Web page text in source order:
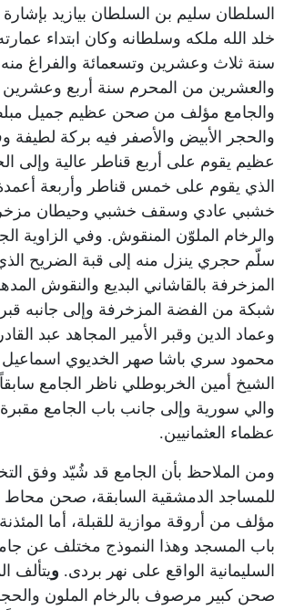
السلطان سليم بن السلطان بيازيد
خلد الله ملكه وسلطانه وكان ابتداء
سنة ثلاث وعشرين وتسعمائة والفراغ منه
والعشرين من المحرم سنة أربع وعشرين
والجامع مؤلف من صحن عظيم جميل مبلط
والحجر الأبيض والأصفر فيه بركة لطيفة
عظيم يقوم على أربع قناطر عالية وإلى
الذي يقوم على خمس قناطر وأربعة
خشبي عادي وسقف خشبي وحيطان
والرخام الملوّن المنقوش. وفي الزاوية
سلّم حجري ينزل منه إلى قبة الضريح
المزخرفة بالقاشاني البديع والنقوش
شبكة من الفضة المزخرفة وإلى جانبه
وعماد الدين وقبر الأمير المجاهد عبد
محمود سري باشا صهر الخديوي اسماعيل
الشيخ أمين الخربوطلي ناظر الجامع
والي سورية وإلى جانب باب الجامع
عظماء العثمانيين.
ومن الملاحظ بأن الجامع قد شُيّد وفق
للمساجد الدمشقية السابقة، صحن محاط
مؤلف من أروقة موازية للقبلة، أما
باب المسجد وهذا النموذج مختلف عن
السليمانية الواقع على نهر بردى. ويتألف
صحن كبير مرصوف بالرخام الملون